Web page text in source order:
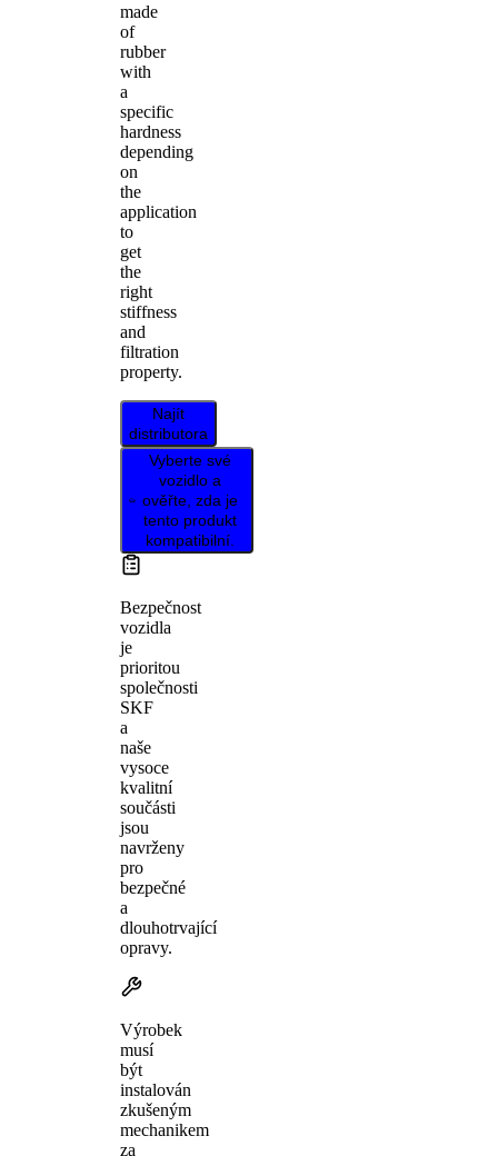
made
of
rubber
with
a
specific
hardness
depending
on
the
application
to
get
the
right
stiffness
and
filtration
property.
Najít
distributora
Vyberte své
vozidlo a
ověřte, zda je
tento produkt
kompatibilní.
Bezpečnost
vozidla
je
prioritou
společnosti
SKF
a
naše
vysoce
kvalitní
součásti
jsou
navrženy
pro
bezpečné
a
dlouhotrvající
opravy.
Výrobek
musí
být
instalován
zkušeným
mechanikem
za